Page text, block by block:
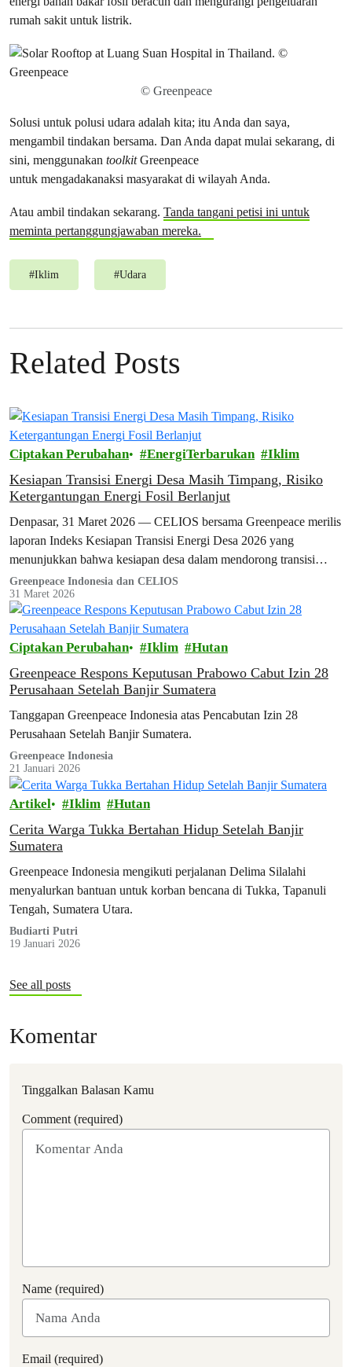
rumah sakit untuk listrik.
© Greenpeace
Solusi untuk polusi udara adalah kita; itu Anda dan saya,
mengambil tindakan bersama. Dan Anda dapat mulai sekarang, di
sini, menggunakan toolkitGreenpeace
untuk mengadakanaksi masyarakat di wilayah Anda.
Atau ambil tindakan sekarang. Tanda tangani petisi ini untuk
meminta pertanggungjawaban mereka.
#Iklim #Udara
Related Posts
Ciptakan Perubahan EnergiTerbarukan Iklim
Kesiapan Transisi Energi Desa Masih Timpang, Risiko
Ketergantungan Energi Fosil Berlanjut
Denpasar, 31 Maret 2026 — CELIOS bersama Greenpeace merilis
laporan Indeks Kesiapan Transisi Energi Desa 2026 yang
menunjukkan bahwa kesiapan desa dalam mendorong transisi
energi bersih di Indonesia masih menghadapi…
Greenpeace Indonesia dan CELIOS
31 Maret 2026
Ciptakan Perubahan Iklim Hutan
Greenpeace Respons Keputusan Prabowo Cabut Izin 28
Perusahaan Setelah Banjir Sumatera
Tanggapan Greenpeace Indonesia atas Pencabutan Izin 28
Perusahaan Setelah Banjir Sumatera.
Greenpeace Indonesia
21 Januari 2026
Artikel Iklim Hutan
Cerita Warga Tukka Bertahan Hidup Setelah Banjir
Sumatera
Greenpeace Indonesia mengikuti perjalanan Delima Silalahi
menyalurkan bantuan untuk korban bencana di Tukka, Tapanuli
Tengah, Sumatera Utara.
Budiarti Putri
19 Januari 2026
See all posts
Komentar
Tinggalkan Balasan Kamu
Comment (required)
Name (required)
Email (required)